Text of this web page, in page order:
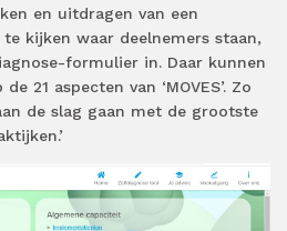
en uitdragen van een
kijken waar deelnemers staan,
formulier in. Daar kunnen
21 aspecten van ‘MOVES’. Zo
de slag gaan met de grootste